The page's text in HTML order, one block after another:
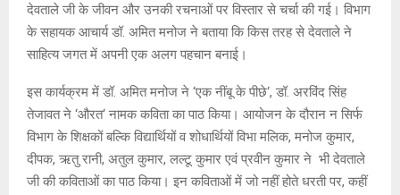
देवताले जी के जीवन और उनकी रचनाओं पर विस्तार से चर्चा की गई। विभाग
के सहायक आचार्य डॉ. अमित मनोज ने बताया कि किस तरह से देवताले ने
साहित्य जगत में अपनी एक अलग पहचान बनाई।
इस कार्यक्रम में डॉ. अमित मनोज ने ‘एक नींबू के पीछे‘, डॉ. अरविंद सिंह
तेजावत ने ‘औरत‘ नामक कविता का पाठ किया। आयोजन के दौरान न सिर्फ
विभाग के शिक्षकों बल्कि विद्यार्थियों व शोधार्थियों विभा मलिक, मनोज कुमार,
दीपक, ऋतु रानी, अतुल कुमार, लल्टू कुमार एवं प्रवीन कुमार ने भी देवताले
जी की कविताओं का पाठ किया। इन कविताओं में जो नहीं होते धरती पर, कहीं